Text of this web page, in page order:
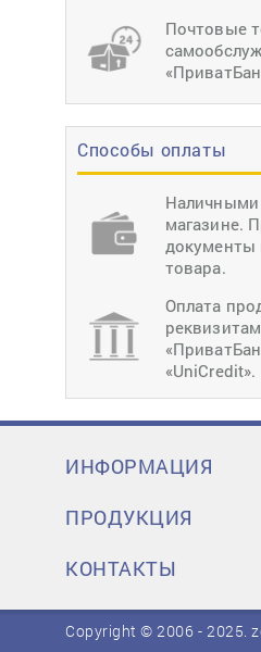
Почтовые
Способы оплаты
Наличными
магазине.
документы
товара.
Оплата
«UniCredit».
ИНФОРМАЦИЯ
ПРОДУКЦИЯ
КОНТАКТЫ
Copyright © 2006 - 2025.